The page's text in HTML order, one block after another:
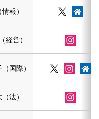
報）
営）
国際）
法）